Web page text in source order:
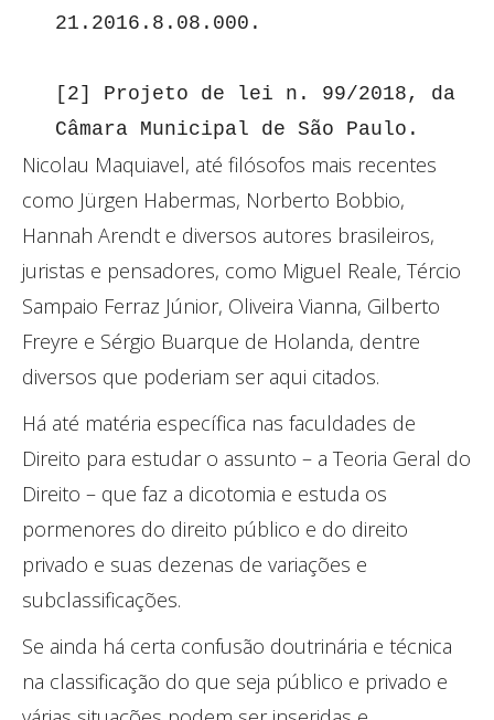
21.2016.8.08.000.
[2] Projeto de lei n. 99/2018, da
Câmara Municipal de São Paulo.
Nicolau Maquiavel, até filósofos mais recentes
como Jürgen Habermas, Norberto Bobbio,
Hannah Arendt e diversos autores brasileiros,
juristas e pensadores, como Miguel Reale, Tércio
Sampaio Ferraz Júnior, Oliveira Vianna, Gilberto
Freyre e Sérgio Buarque de Holanda, dentre
diversos que poderiam ser aqui citados.
Há até matéria específica nas faculdades de
Direito para estudar o assunto – a Teoria Geral do
Direito – que faz a dicotomia e estuda os
pormenores do direito público e do direito
privado e suas dezenas de variações e
subclassificações.
Se ainda há certa confusão doutrinária e técnica
na classificação do que seja público e privado e